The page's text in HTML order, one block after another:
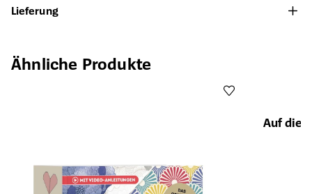
Lieferung
Produktgalerie überspringen
Ähnliche Produkte
Auf die